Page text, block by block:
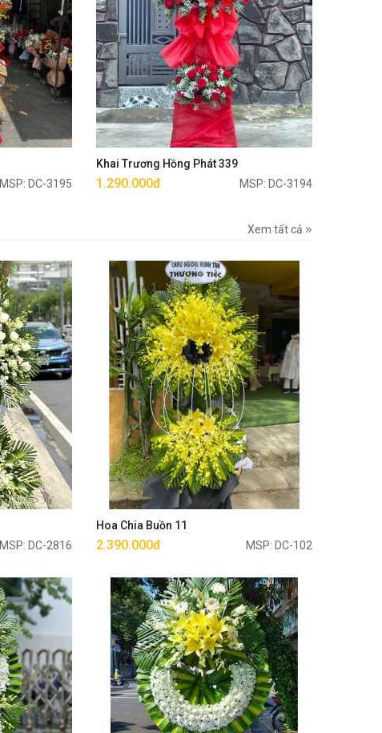
MSP: DC-3195
Khai Trương Hồng Phát 339
1.290.000đ MSP: DC-3194
Mua ngay
Xem tất cả
MSP: DC-2816
Hoa Chia Buồn 11
2.390.000đ MSP: DC-102
Mua ngay